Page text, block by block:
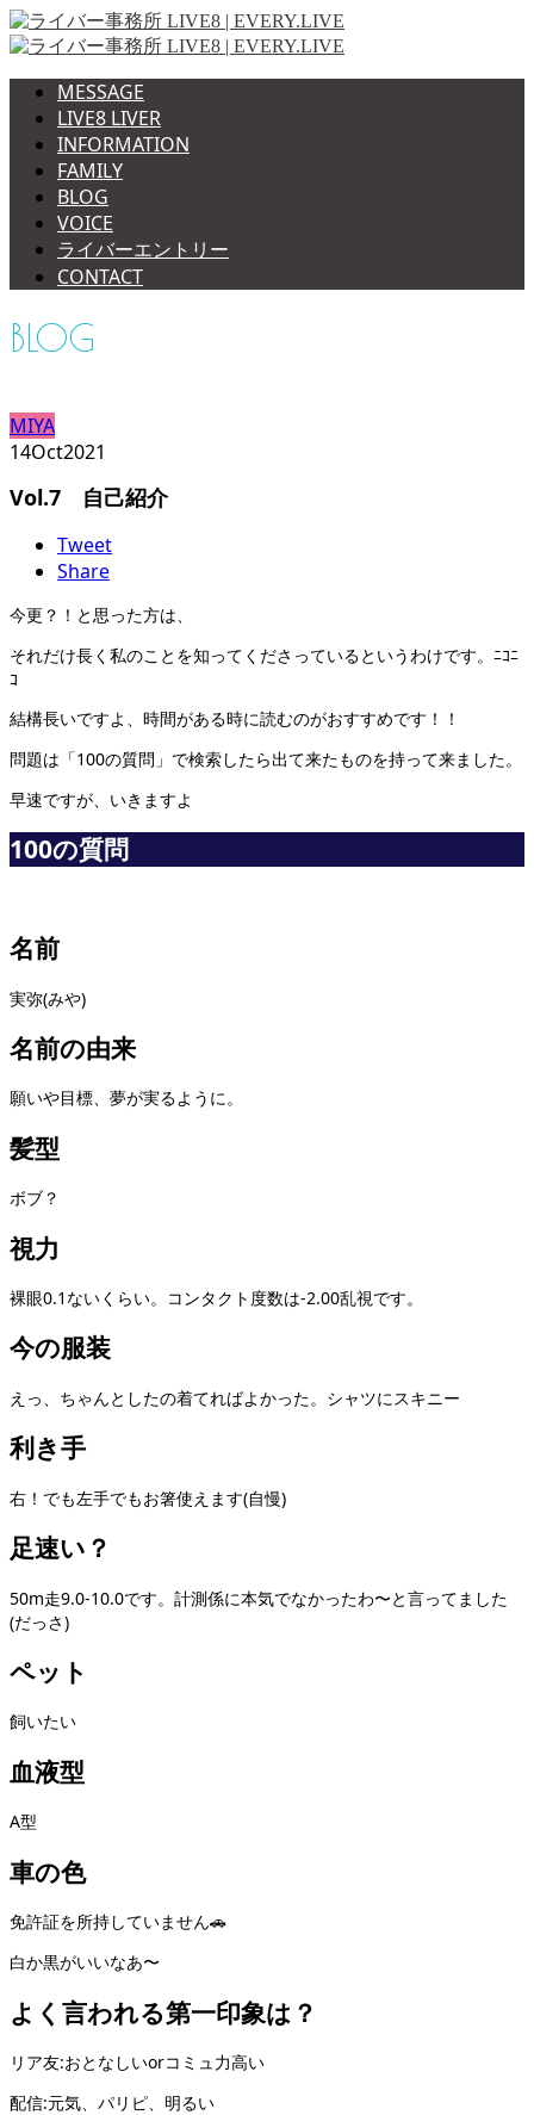
MESSAGE
LIVE8 LIVER
INFORMATION
FAMILY
BLOG
VOICE
ライバーエントリー
CONTACT
BLOG
MIYA
14Oct2021
Vol.7 自己紹介
Tweet
Share
今更？！と思った方は、
それだけ長く私のことを知ってくださっているというわけです。ﾆｺﾆ
ｺ
結構長いですよ、時間がある時に読むのがおすすめです！！
問題は「100の質問」で検索したら出て来たものを持って来ました。
早速ですが、いきますよ
100の質問
名前
実弥(みや)
名前の由来
願いや目標、夢が実るように。
髪型
ボブ？
視力
裸眼0.1ないくらい。コンタクト度数は-2.00乱視です。
今の服装
えっ、ちゃんとしたの着てればよかった。シャツにスキニー
利き手
右！でも左手でもお箸使えます(自慢)
足速い？
50m走9.0-10.0です。計測係に本気でなかったわ〜と言ってました
(だっさ)
ペット
飼いたい
血液型
A型
車の色
免許証を所持していません🚗
白か黒がいいなあ〜
よく言われる第一印象は？
リア友:おとなしいorコミュ力高い
配信:元気、パリピ、明るい